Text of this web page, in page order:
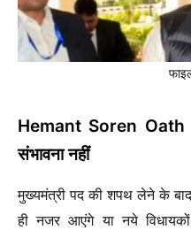
Hemant Soren Oath
संभावना नहीं
मुख्यमंत्री पद की शपथ लेने के
ही नजर आएंगे या नये